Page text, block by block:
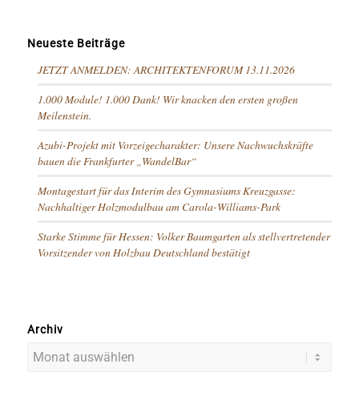
Neueste Beiträge
JETZT ANMELDEN: ARCHITEKTENFORUM 13.11.2026
1.000 Module! 1.000 Dank! Wir knacken den ersten großen
Meilenstein.
Azubi-Projekt mit Vorzeigecharakter: Unsere Nachwuchskräfte
bauen die Frankfurter „WandelBar“
Montagestart für das Interim des Gymnasiums Kreuzgasse:
Nachhaltiger Holzmodulbau am Carola-Williams-Park
Starke Stimme für Hessen: Volker Baumgarten als stellvertretender
Vorsitzender von Holzbau Deutschland bestätigt
Archiv